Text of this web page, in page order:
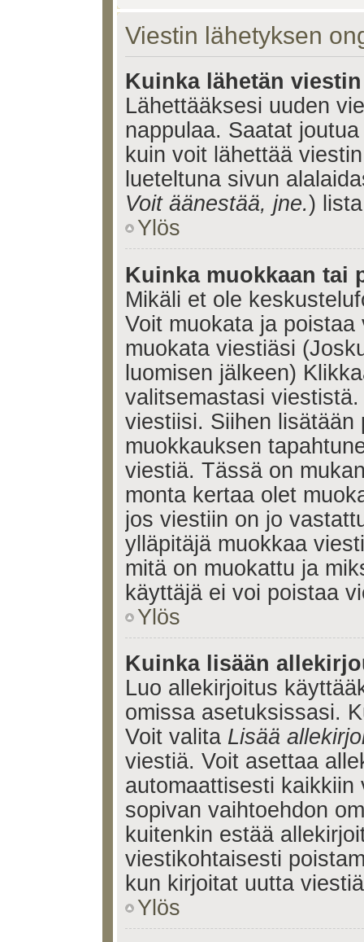
Viestin lähetyksen
Kuinka lähetän
Lähettääksesi uuden
nappulaa. Saatat
kuin voit lähettää
lueteltuna sivun
Voit äänestää, jne.)
Ylös
Kuinka muokkaan tai
Mikäli et ole
Voit muokata ja
muokata viestiäsi
luomisen jälkeen)
valitsemastasi
viestiisi. Siihen lisätään
muokkauksen
viestiä. Tässä on
monta kertaa olet
jos viestiin on jo
ylläpitäjä muokkaa
mitä on muokattu ja
käyttäjä ei voi poistaa
Ylös
Kuinka lisään
Luo allekirjoitus
omissa asetuksissasi.
Voit valita Lisää
viestiä. Voit asettaa
automaattisesti
sopivan vaihtoehdon
kuitenkin estää
viestikohtaisesti
kun kirjoitat uutta
Ylös